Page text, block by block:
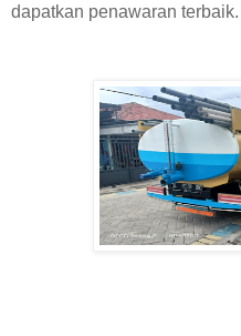
dapatkan penawaran terbaik.